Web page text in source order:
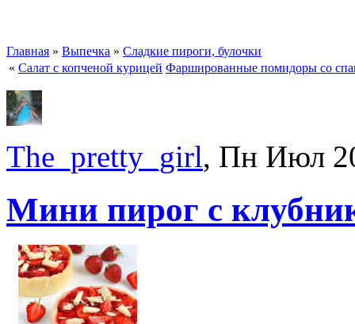
Главная » Выпечка » Сладкие пироги, булочки
« Салат с копченой курицей Фаршированные помидоры со
The_pretty_girl, Пн Июл
Мини пирог с